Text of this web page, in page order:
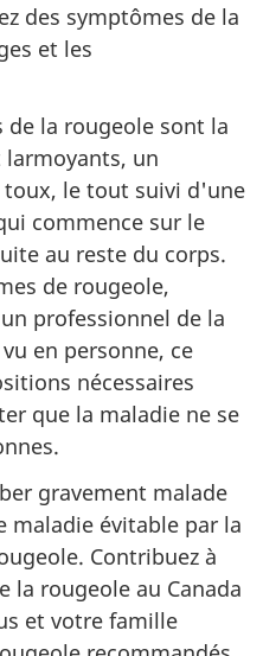
des symptômes de la
et les
de la rougeole sont la
larmoyants, un
le tout suivi d'une
commence sur le
au reste du corps.
de rougeole,
professionnel de la
en personne, ce
nécessaires
que la maladie ne se
gravement malade
maladie évitable par la
Contribuez à
la rougeole au Canada
et votre famille